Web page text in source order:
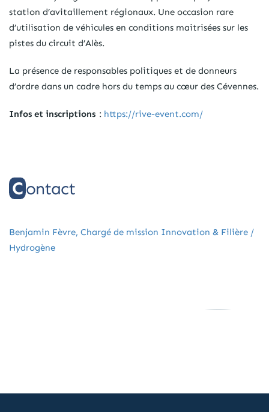
station d’avitaillement régionaux. Une occasion rare
d’utilisation de véhicules en conditions maitrisées sur les
pistes du circuit d’Alès.
La présence de responsables politiques et de donneurs
d’ordre dans un cadre hors du temps au cœur des Cévennes.
Infos et inscriptions : https://rive-event.com/
Contact
Benjamin Fèvre, Chargé de mission Innovation & Filière /
Hydrogène